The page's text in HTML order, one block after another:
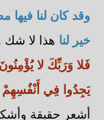
وقد كان لنا فيها
خير لنا هذا لا شك
فَلا وَرَبِّكَ لا
يَجِدُوا فِي
أشعر حقيقة